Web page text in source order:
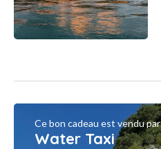
Ce bon cadeau est vendu par
Water Taxi